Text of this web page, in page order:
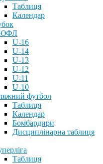
Таблиця
Календар
U-16
U-14
U-13
U-12
U-11
U-10
футбол
Таблиця
Календар
Бомбардири
Дисциплінарна таблиця
Таблиця